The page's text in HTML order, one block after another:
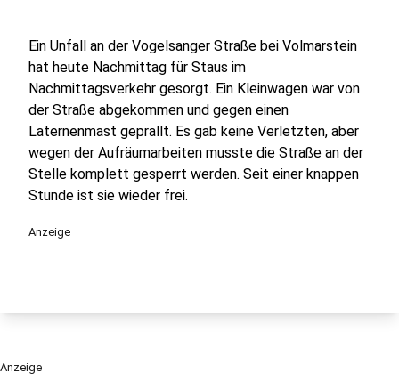
Ein Unfall an der Vogelsanger Straße bei Volmarstein
hat heute Nachmittag für Staus im
Nachmittagsverkehr gesorgt. Ein Kleinwagen war von
der Straße abgekommen und gegen einen
Laternenmast geprallt. Es gab keine Verletzten, aber
wegen der Aufräumarbeiten musste die Straße an der
Stelle komplett gesperrt werden. Seit einer knappen
Stunde ist sie wieder frei.
Anzeige
Anzeige